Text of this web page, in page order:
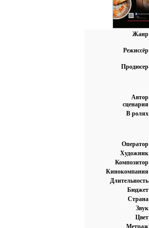
Жанр
Режиссёр
Продюсер
Автор
сценария
В ролях
Оператор
Художник
Композитор
Кинокомпания
Длительность
Бюджет
Страна
Звук
Цвет
Метраж